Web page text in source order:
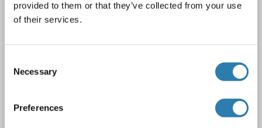
provided to them or that they’ve collected from your use
of their services.
Selection
Necessary
Preferences
PSMD1 anticorps (AA 107-156)
PSMD1
1 image